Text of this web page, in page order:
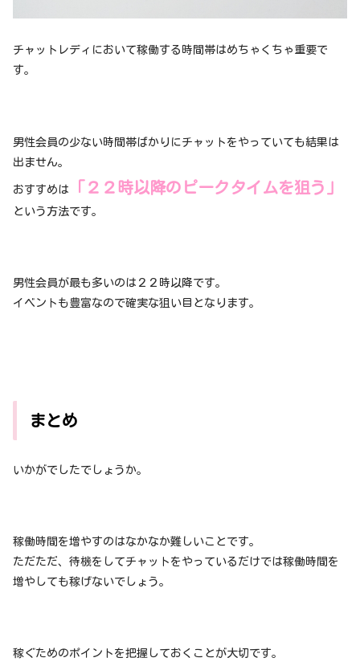
チャットレディにおいて稼働する時間帯はめちゃくちゃ重要で
す。
男性会員の少ない時間帯ばかりにチャットをやっていても結果は
出ません。
おすすめは 「２２時以降のピークタイムを狙う」
という方法です。
男性会員が最も多いのは２２時以降です。
イベントも豊富なので確実な狙い目となります。
まとめ
いかがでしたでしょうか。
稼働時間を増やすのはなかなか難しいことです。
ただただ、待機をしてチャットをやっているだけでは稼働時間を
増やしても稼げないでしょう。
稼ぐためのポイントを把握しておくことが大切です。